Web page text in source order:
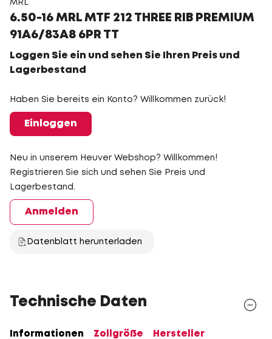
MRL
6.50-16 MRL MTF 212 THREE RIB PREMIUM
91A6/83A8 6PR TT
Loggen Sie ein und sehen Sie Ihren Preis und
Lagerbestand
Haben Sie bereits ein Konto? Willkommen zurück!
Einloggen
Neu in unserem Heuver Webshop? Willkommen!
Registrieren Sie sich und sehen Sie Preis und
Lagerbestand.
Anmelden
Datenblatt herunterladen
Technische Daten
Informationen Zollgröße Hersteller